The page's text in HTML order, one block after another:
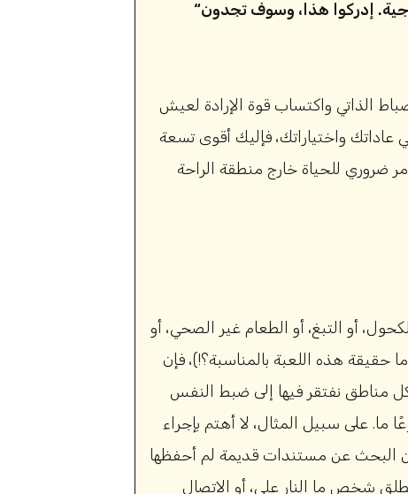
“لديك السلطة على عقلك، وليس على الأحداث الخارجية. إدركوا هذا، وسوف تجدون
الذاتي واكتساب قوة الإرادة لعيش
عاداتك واختياراتك، فإليك أقوى تسعة
ضروري للحياة خارج منطقة الراحة
أو التبغ، أو الطعام غير الصحي، أو
حقيقة هذه اللعبة بالمناسبة؟!)، فإن
مناطق نفتقر فيها إلى ضبط النفس
ما. على سبيل المثال، لا أهتم بإجراء
البحث عن مستندات قديمة لم أحفظها
شخص ما النار علي، أو الاتصال